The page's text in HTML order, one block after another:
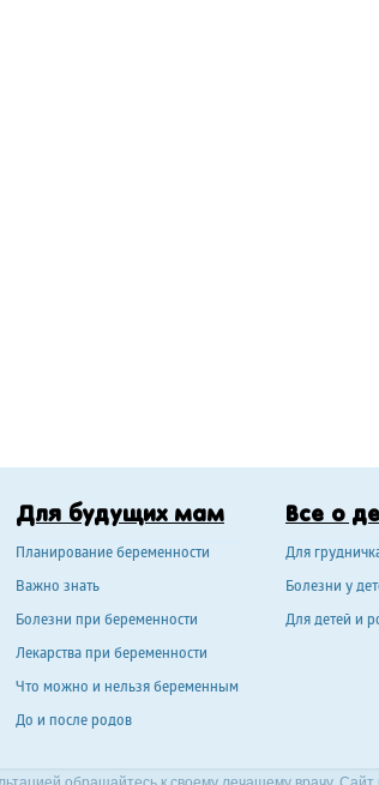
Для будущих мам
Планирование беременности
Важно знать
Болезни при беременности
Лекарства при беременности
Что можно и нельзя беременным
До и после родов
Все о
Для
Болезни у
Для детей и